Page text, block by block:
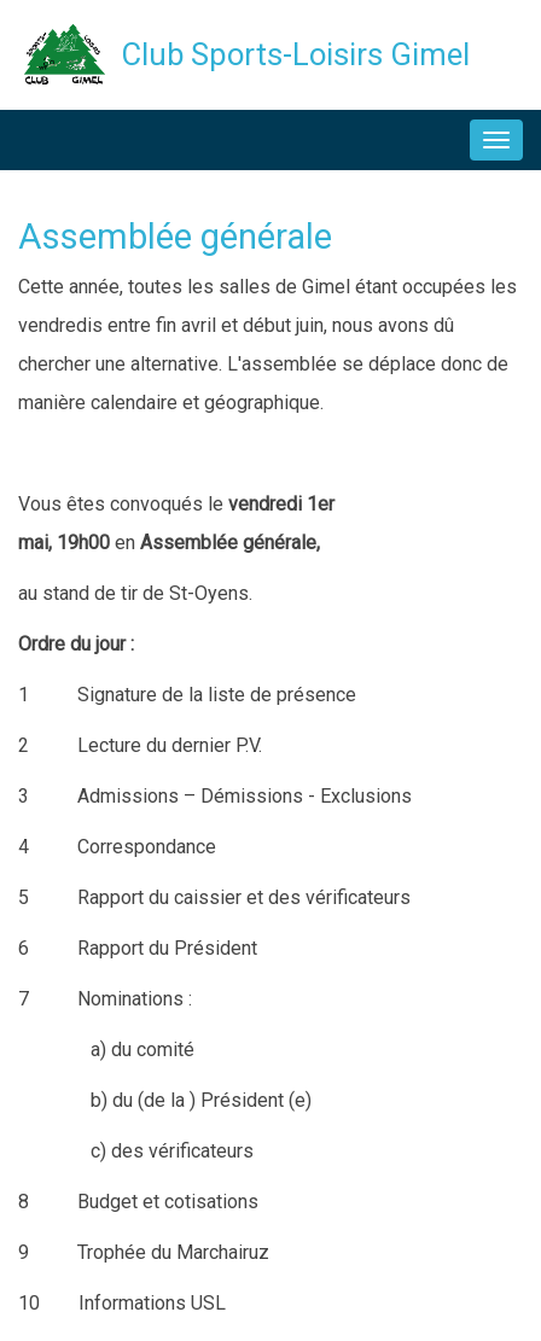
Club Sports-Loisirs Gimel
Assemblée générale
Description
Cette année, toutes les salles de Gimel étant occupées les
vendredis entre fin avril et début juin, nous avons dû
chercher une alternative. L'assemblée se déplace donc de
manière calendaire et géographique.
Vous êtes convoqués le vendredi 1er
mai, 19h00 en Assemblée générale,
au stand de tir de St-Oyens.
Ordre du jour :
1 Signature de la liste de présence
2 Lecture du dernier P.V.
3 Admissions – Démissions - Exclusions
4 Correspondance
5 Rapport du caissier et des vérificateurs
6 Rapport du Président
7 Nominations :
a) du comité
b) du (de la ) Président (e)
c) des vérificateurs
8 Budget et cotisations
9 Trophée du Marchairuz
10 Informations USL